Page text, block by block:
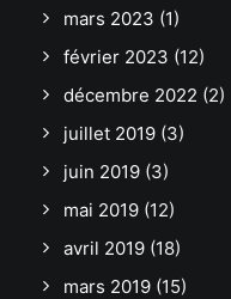
mars 2023 (1)
février 2023 (12)
décembre 2022 (2)
juillet 2019 (3)
juin 2019 (3)
mai 2019 (12)
avril 2019 (18)
mars 2019 (15)